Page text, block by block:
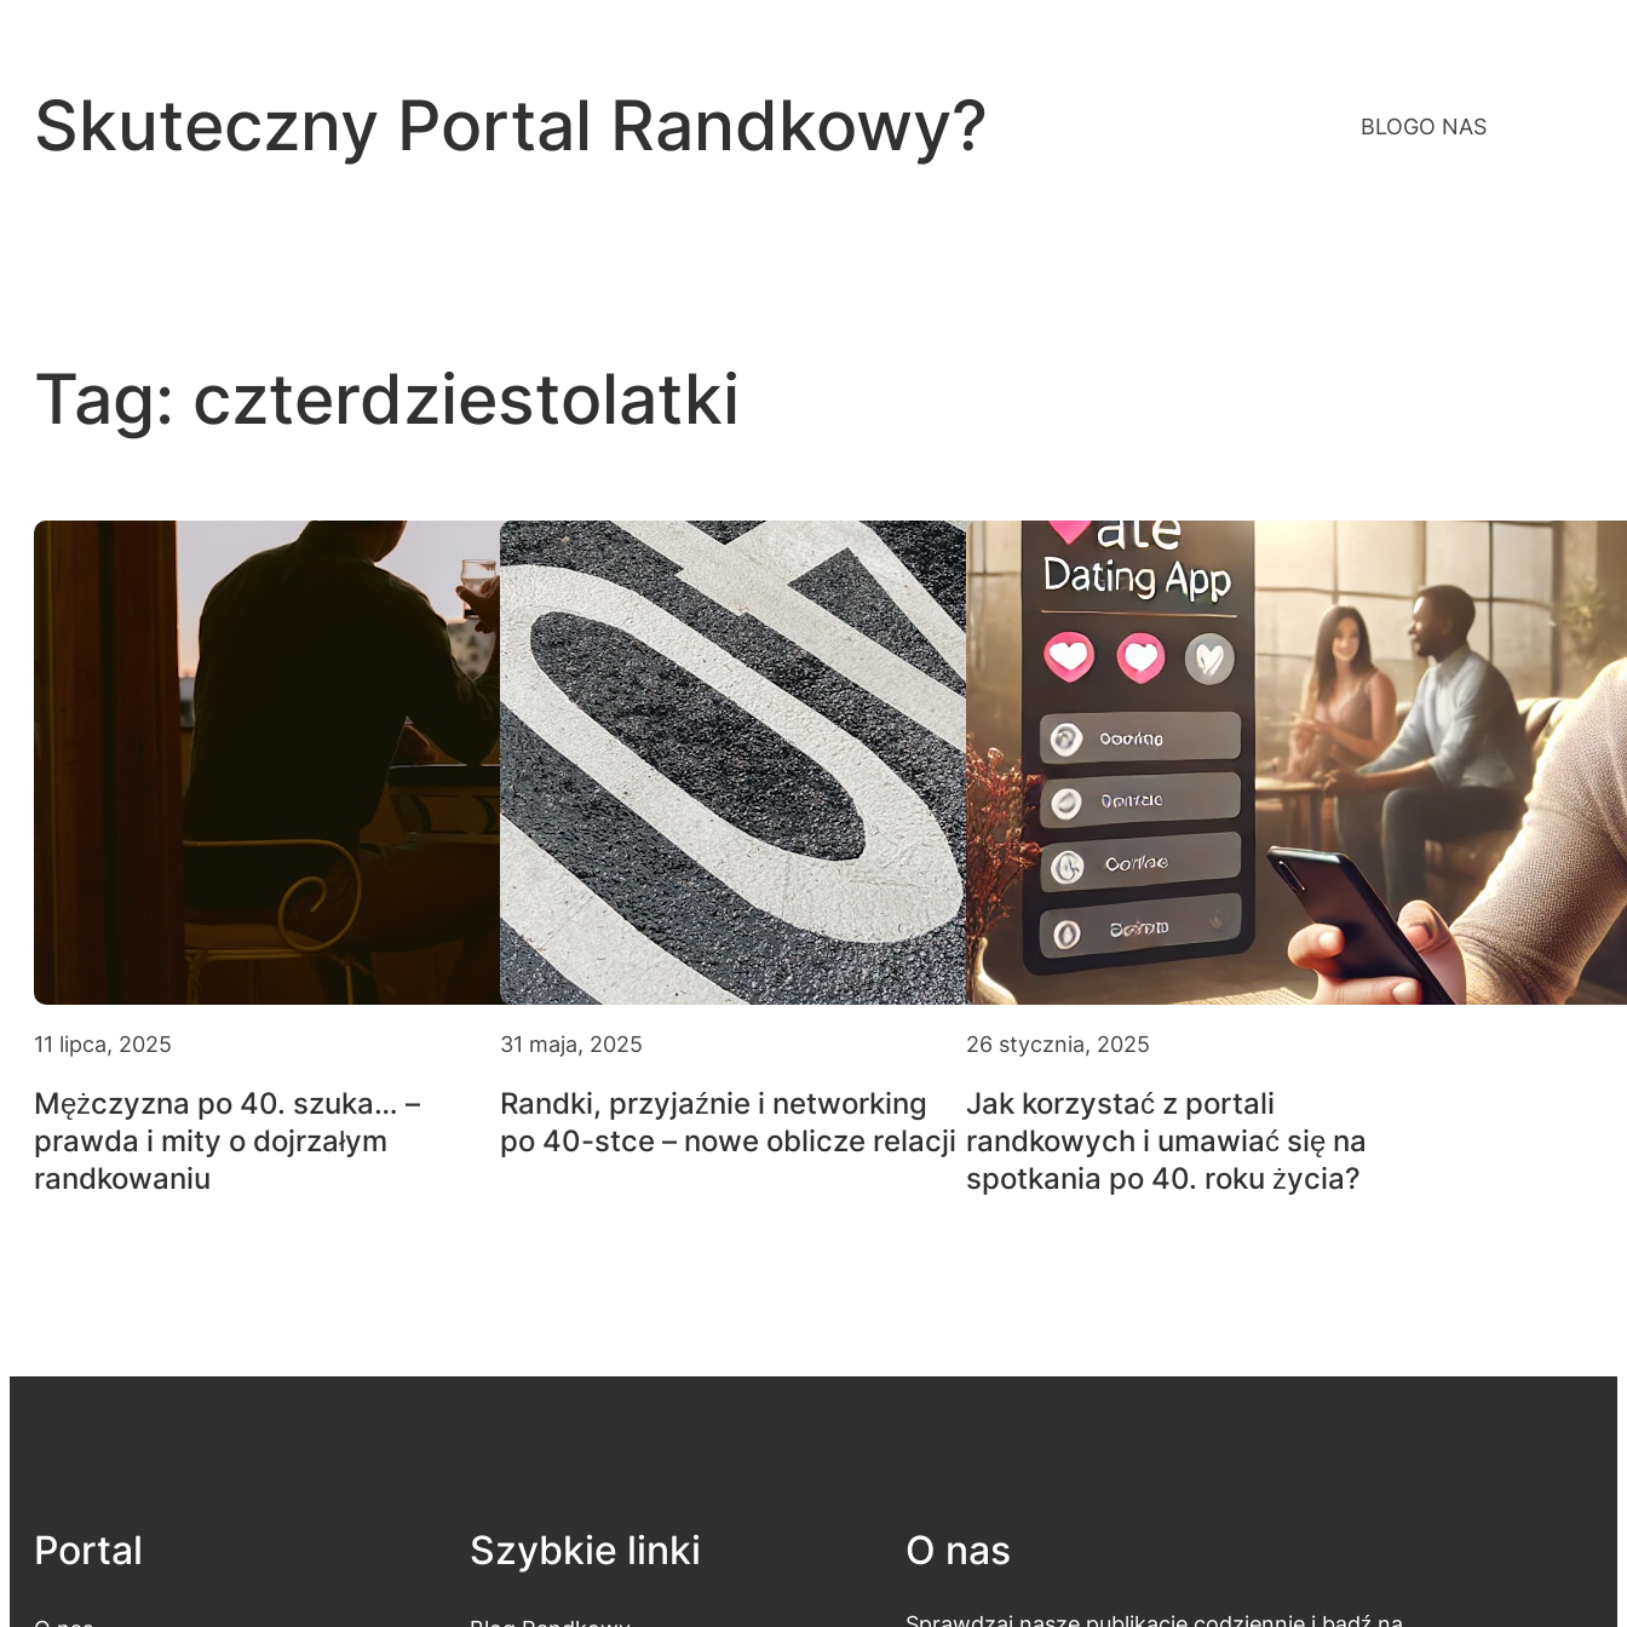
treści
Skuteczny Portal Randkowy? BLOGO NAS
Tag: czterdziestolatki
11 lipca, 2025
Mężczyzna po 40. szuka… –
prawda i mity o dojrzałym
randkowaniu
31 maja, 2025
Randki, przyjaźnie i networking
po 40-stce – nowe oblicze relacji
26 stycznia, 2025
Jak korzystać z portali
randkowych i umawiać się na
spotkania po 40. roku życia?
Portal Szybkie linki O nas